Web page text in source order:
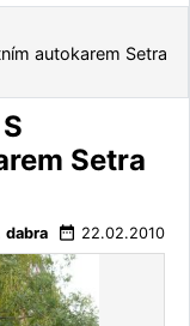
autokarem Setra
Setra
dabra date_range 22.02.2010